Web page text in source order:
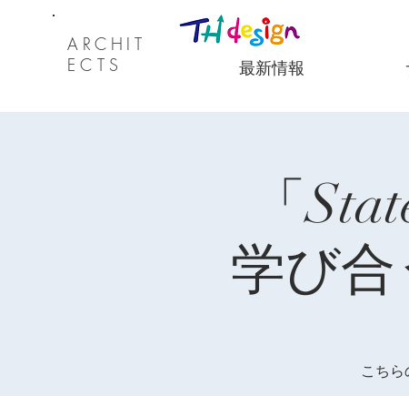
最新情報
「
学び合
こち
ARCHI T
ECTS